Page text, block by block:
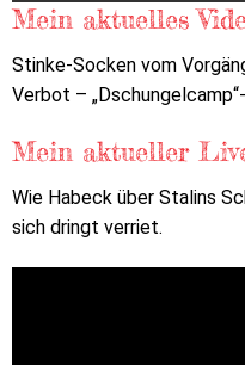
Mein aktuelles
Stinke-Socken vom
Verbot –
Mein aktueller
Wie Habeck über Stalins
sich dringt verriet.